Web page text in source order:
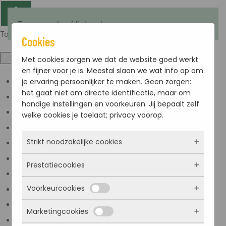
Toegankelijkheid
Kleuren omkeren
Monochroom
Donker contrast
Lage kleur verzadiging
Titels markeren
Terug naar hoofdinhoud
Cookies
Met cookies zorgen we dat de website goed werkt
en fijner voor je is. Meestal slaan we wat info op om
je ervaring persoonlijker te maken. Geen zorgen:
het gaat niet om directe identificatie, maar om
handige instellingen en voorkeuren. Jij bepaalt zelf
welke cookies je toelaat; privacy voorop.
Strikt noodzakelijke cookies
Deze cookies zorgen ervoor dat de website
überhaupt werkt. Ze zijn dus altijd actief en
kunnen niet worden uitgezet. Meestal worden
ze alleen geplaatst als jij iets doet, zoals
inloggen, een formulier invullen of je
Prestatiecookies
Met deze cookies zien we hoe vaak onze site
bezocht wordt, waar bezoekers vandaan
komen en welke pagina’s populair zijn. Zo
Voorkeurcookies
Deze cookies onthouden jouw voorkeuren.
Marketingcookies